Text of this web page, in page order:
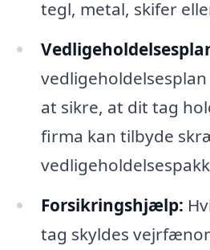
tegl, metal, skifer
at sikre, at dit tag
firma kan tilbyde
Forsikringshjælp:
tag skyldes